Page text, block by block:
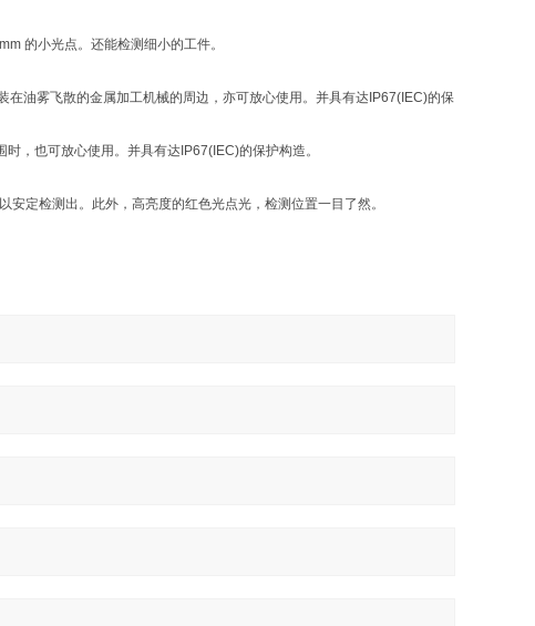
的小光点。还能检测细小的工件。
油雾飞散的金属加工机械的周边，亦可放心使用。并具有达IP67(IEC)的保
，也可放心使用。并具有达IP67(IEC)的保护构造。
定检测出。此外，高亮度的红色光点光，检测位置一目了然。